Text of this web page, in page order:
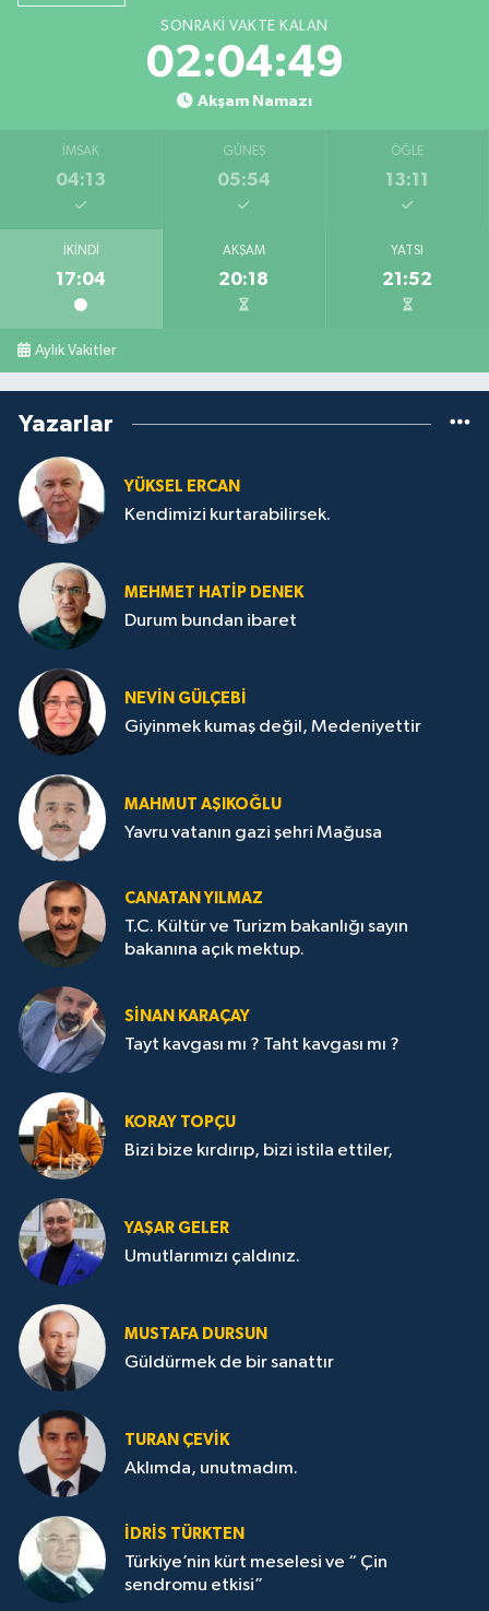
SONRAKI VAKTE KALAN
02:04:49
Akşam Namazı
İMSAK
04:13
GÜNEŞ
05:54
ÖĞLE
13:11
İKINDI
17:04
AKŞAM
20:18
YATSI
21:52
Aylık Vakitler
Yazarlar
YÜKSEL ERCAN
Kendimizi kurtarabilirsek.
MEHMET HATİP DENEK
Durum bundan ibaret
NEVİN GÜLÇEBİ
Giyinmek kumaş değil, Medeniyettir
MAHMUT AŞIKOĞLU
Yavru vatanın gazi şehri Mağusa
CANATAN YILMAZ
T.C. Kültür ve Turizm bakanlığı sayın
bakanına açık mektup.
SİNAN KARAÇAY
Tayt kavgası mı ? Taht kavgası mı ?
KORAY TOPÇU
Bizi bize kırdırıp, bizi istila ettiler,
YAŞAR GELER
Umutlarımızı çaldınız.
MUSTAFA DURSUN
Güldürmek de bir sanattır
TURAN ÇEVİK
Aklımda, unutmadım.
İDRİS TÜRKTEN
Türkiye’nin kürt meselesi ve “ Çin
sendromu etkisi”